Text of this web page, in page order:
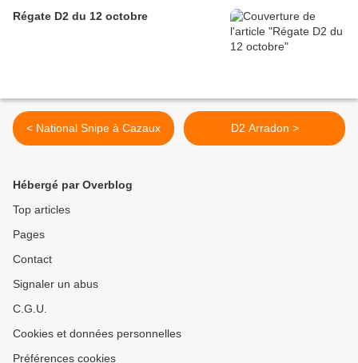
Régate D2 du 12 octobre
< National Snipe à Cazaux D2 Arradon >
Hébergé par Overblog
Top articles
Pages
Contact
Signaler un abus
C.G.U.
Cookies et données personnelles
Préférences cookies